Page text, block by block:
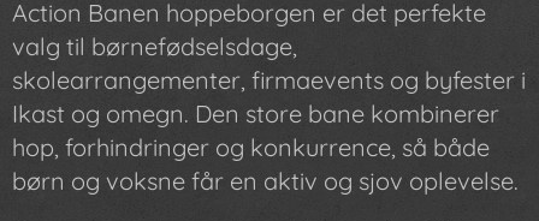
Action Banen hoppeborgen er det perfekte
valg til børnefødselsdage,
skolearrangementer, firmaevents og byfester i
Ikast og omegn. Den store bane kombinerer
hop, forhindringer og konkurrence, så både
børn og voksne får en aktiv og sjov oplevelse.